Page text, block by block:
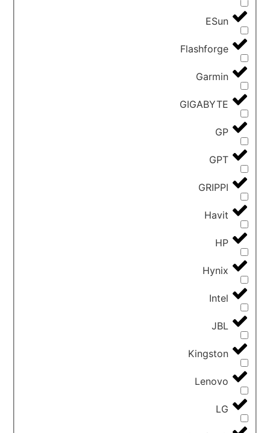
ESun
Flashforge
Garmin
GIGABYTE
GP
GPT
GRIPPI
Havit
HP
Hynix
Intel
JBL
Kingston
Lenovo
LG